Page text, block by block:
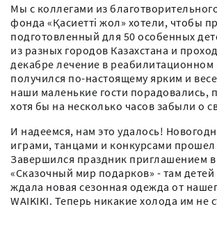
Регистрация
Мы с коллегами из
фонда «Қасиетті жол» хотели, чтобы
подготовленный для 50 особенных
из разных городов Казахстана и
декабре лечение в реабилитационном
получился по-настоящему ярким и
наши маленькие гости порадовались,
хотя бы на несколько часов забыли о
И надеемся, нам это удалось!
играми, танцами и конкурсами прошел
Завершился праздник приглашением в
«Сказочный мир подарков» - там
ждала новая сезонная одежда от
WAIKIKI. Теперь никакие холода им не